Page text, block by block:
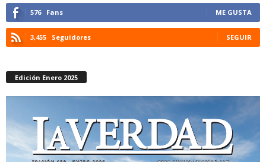
576 Fans ME GUSTA
3,455 Seguidores SEGUIR
Edición Enero 2025